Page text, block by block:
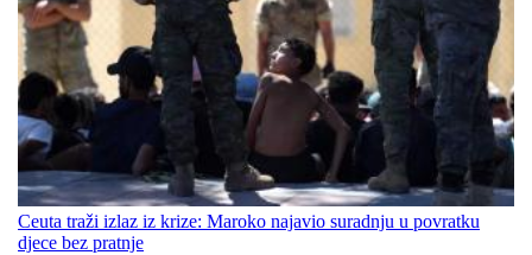
Ceuta traži izlaz iz krize: Maroko najavio suradnju u povratku
djece bez pratnje